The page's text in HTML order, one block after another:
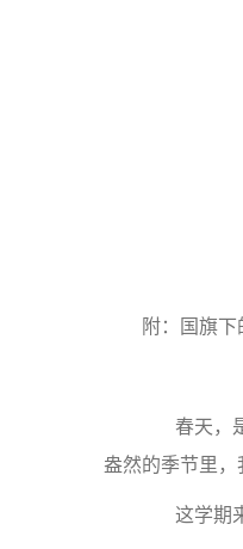
附：国旗下
春天，是
盎然的季节里，
这学期来